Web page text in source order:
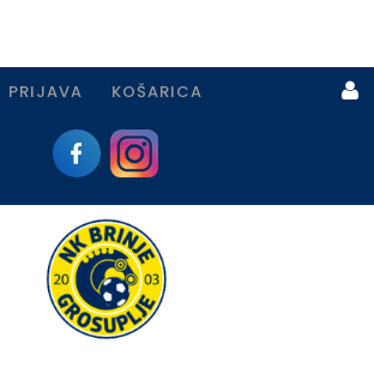
PRIJAVA KOŠARICA
Prijava
Registracija